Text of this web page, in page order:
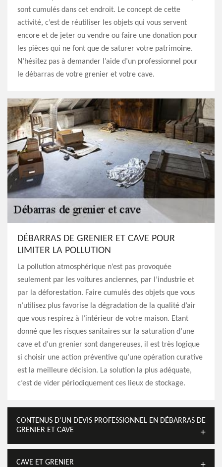
sont cumulés dans cet endroit. Le concept de cette
activité, c’est de réutiliser les objets qui vous servent
encore et de jeter ou vendre ou faire une donation pour
les pièces qui ne font que de saturer votre patrimoine.
N’hésitez pas à demander l’aide d’un professionnel pour
le débarras de votre grenier et votre cave.
DÉBARRAS DE GRENIER ET CAVE POUR
LIMITER LA POLLUTION
La pollution atmosphérique n’est pas provoquée
seulement par les voitures anciennes, par l’industrie et
par la déforestation. Faire cumulés des objets que vous
n’utilisez plus favorise la dégradation de la qualité d’air
que vous respirez à l’intérieur de votre maison. Etant
donné que les risques sanitaires sur la saturation d’une
cave et d’un grenier sont dangereuses, il est très logique
si choisir une action préventive qu’une opération curative
est la meilleure décision. La solution la plus adéquate,
c’est de vider périodiquement ces lieux de stockage.
CONTENUS D’UN DEVIS PROFESSIONNEL EN DÉBARRAS DE
GRENIER ET CAVE
CAVE ET GRENIER